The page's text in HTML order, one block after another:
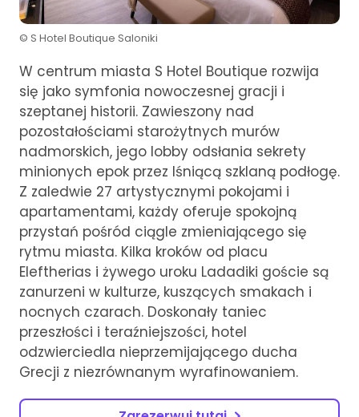
© S Hotel Boutique Saloniki
W centrum miasta S Hotel Boutique rozwija
się jako symfonia nowoczesnej gracji i
szeptanej historii. Zawieszony nad
pozostałościami starożytnych murów
nadmorskich, jego lobby odsłania sekrety
minionych epok przez lśniącą szklaną podłogę.
Z zaledwie 27 artystycznymi pokojami i
apartamentami, każdy oferuje spokojną
przystań pośród ciągle zmieniającego się
rytmu miasta. Kilka kroków od placu
Eleftherias i żywego uroku Ladadiki goście są
zanurzeni w kulturze, kuszących smakach i
nocnych czarach. Doskonały taniec
przeszłości i teraźniejszości, hotel
odzwierciedla nieprzemijającego ducha
Grecji z niezrównanym wyrafinowaniem.